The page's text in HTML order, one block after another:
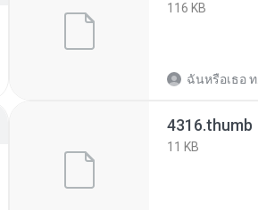
116 KB
ฉันหรือเธอ ท.
4316.thumb
11 KB